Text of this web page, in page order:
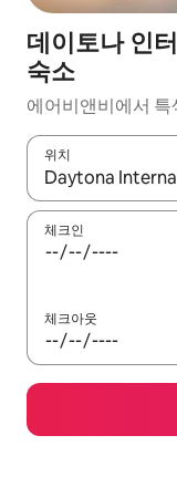
데이토나 인
숙소
에어비앤비에서 특
위치
결과가 나오면 위·
체크인
체크아웃